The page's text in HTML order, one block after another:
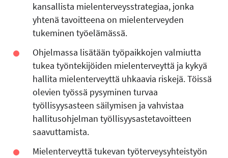
kansallista mielenterveysstrategiaa, jonka
yhtenä tavoitteena on mielenterveyden
tukeminen työelämässä.
Ohjelmassa lisätään työpaikkojen valmiutta
tukea työntekijöiden mielenterveyttä ja kykyä
hallita mielenterveyttä uhkaavia riskejä. Töissä
olevien työssä pysyminen turvaa
työllisyysasteen säilymisen ja vahvistaa
hallitusohjelman työllisyysastetavoitteen
saavuttamista.
Mielenterveyttä tukevan työterveysyhteistyön